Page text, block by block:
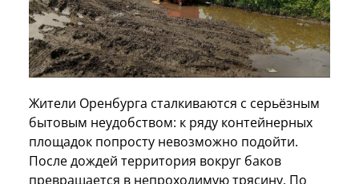
Жители Оренбурга сталкиваются с серьёзным
бытовым неудобством: к ряду контейнерных
площадок попросту невозможно подойти.
После дождей территория вокруг баков
превращается в непроходимую трясину. По